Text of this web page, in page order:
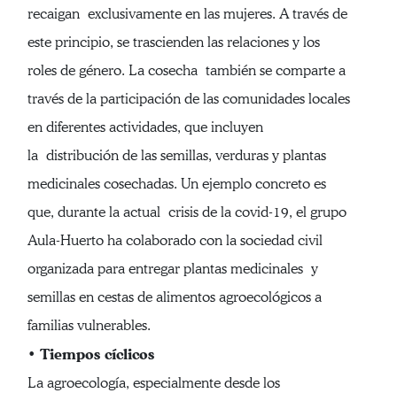
recaigan exclusivamente en las mujeres. A través de
este principio, se trascienden las relaciones y los
roles de género. La cosecha también se comparte a
través de la participación de las comunidades locales
en diferentes actividades, que incluyen
la distribución de las semillas, verduras y plantas
medicinales cosechadas. Un ejemplo concreto es
que, durante la actual crisis de la covid-19, el grupo
Aula-Huerto ha colaborado con la sociedad civil
organizada para entregar plantas medicinales y
semillas en cestas de alimentos agroecológicos a
familias vulnerables.
• Tiempos cíclicos
La agroecología, especialmente desde los